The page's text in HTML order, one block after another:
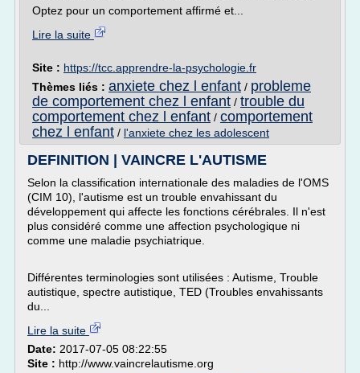
Optez pour un comportement affirmé et...
Lire la suite
Site : https://tcc.apprendre-la-psychologie.fr
Thèmes liés : anxiete chez l enfant / probleme
de comportement chez l enfant / trouble du
comportement chez l enfant / comportement
chez l enfant / l'anxiete chez les adolescent
DEFINITION | VAINCRE L'AUTISME
Selon la classification internationale des maladies de l'OMS
(CIM 10), l'autisme est un trouble envahissant du
développement qui affecte les fonctions cérébrales. Il n'est
plus considéré comme une affection psychologique ni
comme une maladie psychiatrique.
Différentes terminologies sont utilisées : Autisme, Trouble
autistique, spectre autistique, TED (Troubles envahissants
du...
Lire la suite
Date: 2017-07-05 08:22:55
Site : http://www.vaincrelautisme.org